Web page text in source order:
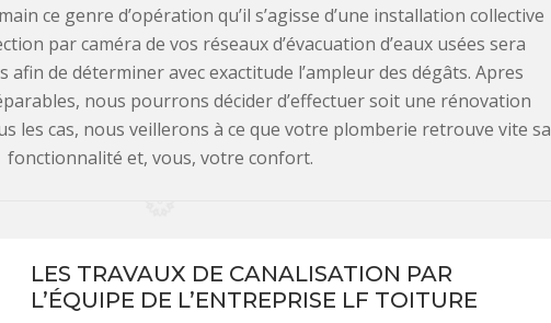
ce genre d’opération qu’il s’agisse d’une installation collective
par caméra de vos réseaux d’évacuation d’eaux usées sera
de déterminer avec exactitude l’ampleur des dégâts. Apres
nous pourrons décider d’effectuer soit une rénovation
les cas, nous veillerons à ce que votre plomberie retrouve vite sa
fonctionnalité et, vous, votre confort.
LES TRAVAUX DE CANALISATION PAR
L’ÉQUIPE DE L’ENTREPRISE LF TOITURE